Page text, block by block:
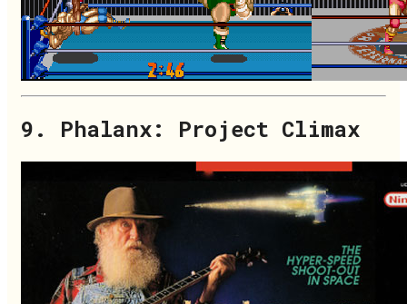
9. Phalanx: Project Climax